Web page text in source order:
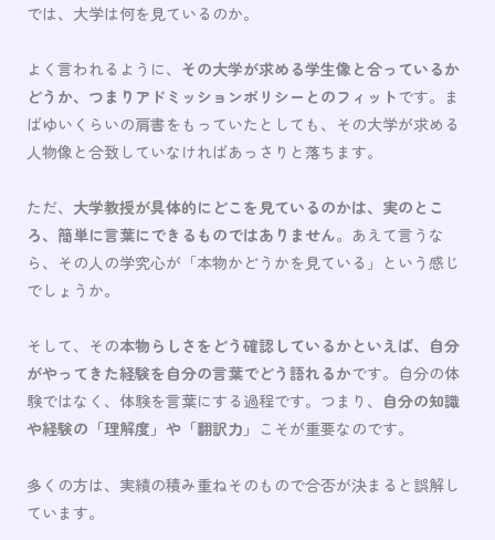
では、大学は何を見ているのか。
よく言われるように、 その大学が求める学生像と合っているか
どうか、つまりアドミッションポリシーとのフィットです。ま
ばゆいくらいの肩書をもっていたとしても、その大学が求める
人物像と合致していなければあっさりと落ちます。
ただ、 大学教授が具体的にどこを見ているのかは、実のとこ
ろ、簡単に言葉にできるものではありません。あえて言うな
ら、その人の学究心が「本物かどうかを見ている」という感じ
でしょうか。
そして、その本物らしさをどう確認しているかといえば、自分
がやってきた経験を自分の言葉でどう語れるかです。自分の体
験ではなく、体験を言葉にする過程です。つまり、 自分の知識
や経験の「理解度」や「翻訳力」 こそが重要なのです。
多くの方は、実績の積み重ねそのもので合否が決まると誤解し
ています。